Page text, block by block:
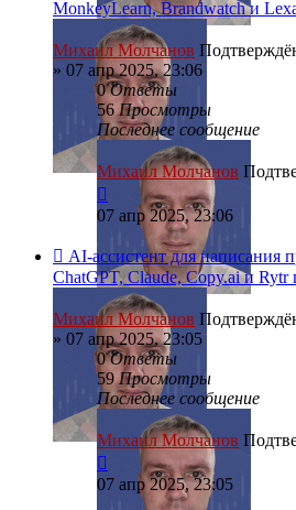
MonkeyLearn, Brandwatch и
Михаил Молчанов
» 07 апр 2025, 23:06
0Ответы
56Просмотры
Последнее сообщение
Михаил Молчанов
07 апр 2025, 23:06
AI-ассистент для написания
ChatGPT, Claude, Copy.ai и
Михаил Молчанов
» 07 апр 2025, 23:05
0Ответы
59Просмотры
Последнее сообщение
Михаил Молчанов
07 апр 2025, 23:05